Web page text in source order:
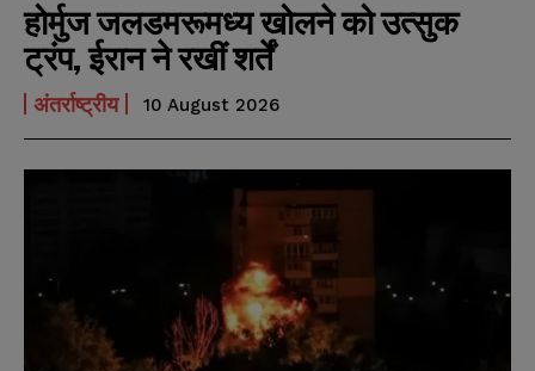
होर्मुज जलडमरूमध्य खोलने को उत्सुक
ट्रंप, ईरान ने रखीं शर्तें
अंतर्राष्ट्रीय 10 August 2026